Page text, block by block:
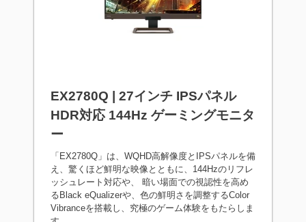
EX2780Q | 27インチ IPSパネル
HDR対応 144Hz ゲーミングモニタ
ー
「EX2780Q」は、WQHD高解像度とIPSパネルを備
え、驚くほど鮮明な映像とともに、144Hzのリフレ
ッシュレート対応や、 暗い場面での視認性を高め
るBlack eQualizerや、色の鮮明さを調整するColor
Vibranceを搭載し、究極のゲーム体験をもたらしま